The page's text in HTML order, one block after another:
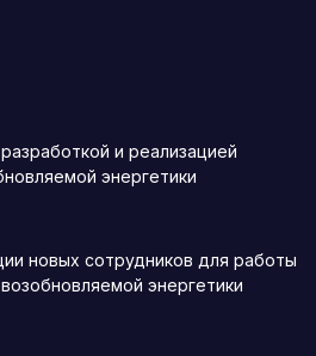
и реализацией
энергетики
новых сотрудников для работы
энергетики